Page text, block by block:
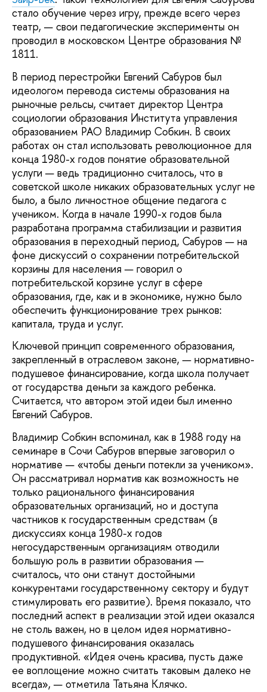
стало обучение через игру, прежде всего через
театр, — свои педагогические эксперименты он
проводил в московском Центре образования №
1811.
В период перестройки Евгений Сабуров был
идеологом перевода системы образования на
рыночные рельсы, считает директор Центра
социологии образования Института управления
образованием РАО Владимир Собкин. В своих
работах он стал использовать революционное для
конца 1980-х годов понятие образовательной
услуги — ведь традиционно считалось, что в
советской школе никаких образовательных услуг не
было, а было личностное общение педагога с
учеником. Когда в начале 1990-х годов была
разработана программа стабилизации и развития
образования в переходный период, Сабуров — на
фоне дискуссий о сохранении потребительской
корзины для населения — говорил о
потребительской корзине услуг в сфере
образования, где, как и в экономике, нужно было
обеспечить функционирование трех рынков:
капитала, труда и услуг.
Ключевой принцип современного образования,
закрепленный в отраслевом законе, — нормативно-
подушевое финансирование, когда школа получает
от государства деньги за каждого ребенка.
Считается, что автором этой идеи был именно
Евгений Сабуров.
Владимир Собкин вспоминал, как в 1988 году на
семинаре в Сочи Сабуров впервые заговорил о
нормативе — «чтобы деньги потекли за учеником».
Он рассматривал норматив как возможность не
только рационального финансирования
образовательных организаций, но и доступа
частников к государственным средствам (в
дискуссиях конца 1980-х годов
негосударственным организациям отводили
большую роль в развитии образования —
считалось, что они станут достойными
конкурентами государственному сектору и будут
стимулировать его развитие). Время показало, что
последний аспект в реализации этой идеи оказался
не столь важен, но в целом идея нормативно-
подушевого финансирования оказалась
продуктивной. «Идея очень красива, пусть даже
ее воплощение можно считать таковым далеко не
всегда», — отметила Татьяна Клячко.